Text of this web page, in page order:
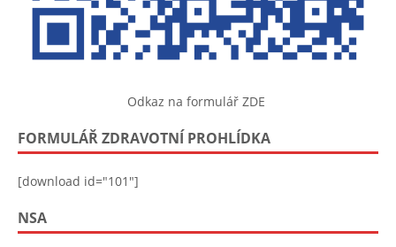
Odkaz na formulář ZDE
FORMULÁŘ ZDRAVOTNÍ PROHLÍDKA
[download id="101"]
NSA